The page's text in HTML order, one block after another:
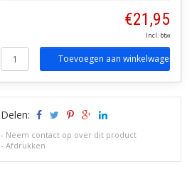
€21,95
Incl. btw
Toevoegen aan winkelwagen
Delen:
- Neem contact op over dit product
-Afdrukken